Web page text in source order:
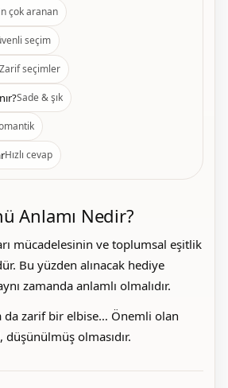
çok aranan
seçim
Zarif seçimler
Sade & şık
Hızlı cevap
Anlamı Nedir?
mücadelesinin ve toplumsal eşitlik
Bu yüzden alınacak hediye
zamanda anlamlı olmalıdır.
da zarif bir elbise… Önemli olan
düşünülmüş olmasıdır.